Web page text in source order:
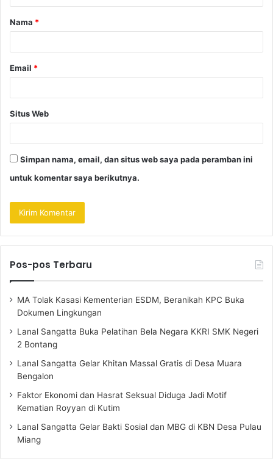
a
r
Nama *
Email *
Situs Web
Simpan nama, email, dan situs web saya pada peramban ini
untuk komentar saya berikutnya.
Pos-pos Terbaru
MA Tolak Kasasi Kementerian ESDM, Beranikah KPC Buka
Dokumen Lingkungan
Lanal Sangatta Buka Pelatihan Bela Negara KKRI SMK Negeri
2 Bontang
Lanal Sangatta Gelar Khitan Massal Gratis di Desa Muara
Bengalon
Faktor Ekonomi dan Hasrat Seksual Diduga Jadi Motif
Kematian Royyan di Kutim
Lanal Sangatta Gelar Bakti Sosial dan MBG di KBN Desa Pulau
Miang